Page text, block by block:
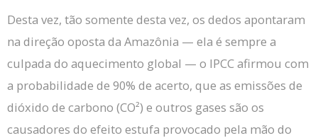
Desta vez, tão somente desta vez, os dedos apontaram
na direção oposta da Amazônia — ela é sempre a
culpada do aquecimento global — o IPCC afirmou com
a probabilidade de 90% de acerto, que as emissões de
dióxido de carbono (CO²) e outros gases são os
causadores do efeito estufa provocado pela mão do